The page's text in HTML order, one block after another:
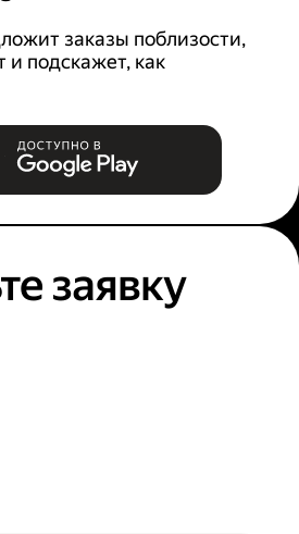
заказы поблизости,
подскажет, как
заявку